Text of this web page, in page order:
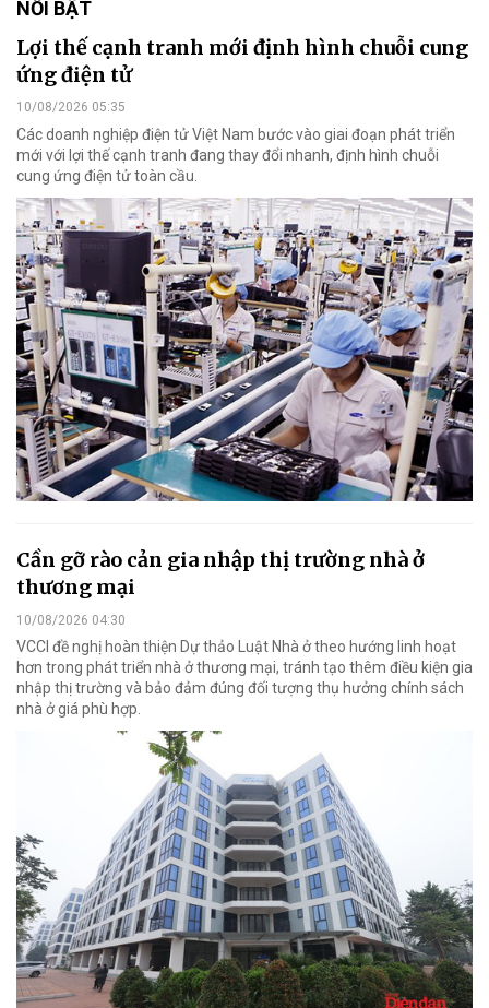
NỔI BẬT
Lợi thế cạnh tranh mới định hình chuỗi cung
ứng điện tử
10/08/2026 05:35
Các doanh nghiệp điện tử Việt Nam bước vào giai đoạn phát triển
mới với lợi thế cạnh tranh đang thay đổi nhanh, định hình chuỗi
cung ứng điện tử toàn cầu.
Cần gỡ rào cản gia nhập thị trường nhà ở
thương mại
10/08/2026 04:30
VCCI đề nghị hoàn thiện Dự thảo Luật Nhà ở theo hướng linh hoạt
hơn trong phát triển nhà ở thương mại, tránh tạo thêm điều kiện gia
nhập thị trường và bảo đảm đúng đối tượng thụ hưởng chính sách
nhà ở giá phù hợp.